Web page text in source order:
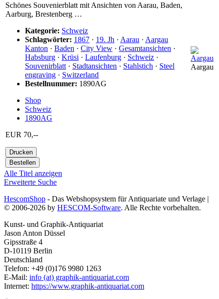
Schönes Souvenierblatt mit Ansichten von Aarau, Baden,
Aarburg, Brestenberg …
Kategorie: Schweiz
Schlagwörter: 1867 · 19. Jh · Aarau · Aargau
Kanton · Baden · City View · Gesamtansichten ·
Habsburg · Krüsi · Laufenburg · Schweiz ·
Souvenirblatt · Stadtansichten · Stahlstich · Steel
engraving · Switzerland
Bestellnummer: 1890AG
Shop
Schweiz
1890AG
EUR 70,--
Aargau
Alle Titel anzeigen
Erweiterte Suche
HescomShop - Das Webshopsystem für Antiquariate und Verlage |
© 2006-2026 by HESCOM-Software. Alle Rechte vorbehalten.
Kunst- und Graphik-Antiquariat
Jason Anton Düssel
Gipsstraße 4
D-10119 Berlin
Deutschland
Telefon: +49 (0)176 9980 1263
E-Mail: info (at) graphik-antiquariat.com
Internet: https://www.graphik-antiquariat.com